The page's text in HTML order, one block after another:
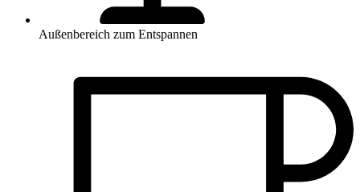
Außenbereich zum Entspannen